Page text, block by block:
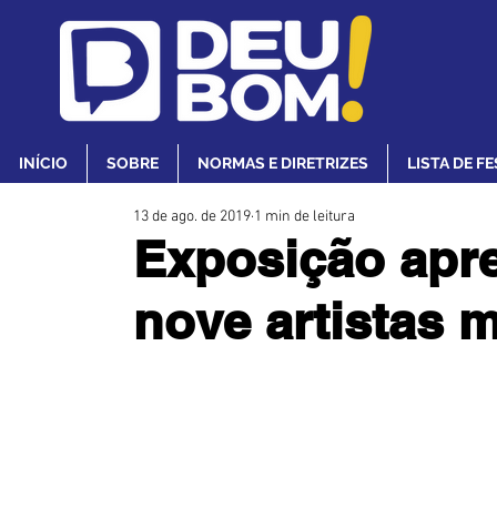
INÍCIO SOBRE NORMAS E DIRETRIZES LISTA DE
Exposição
nove artistas
13 de ago. de 2019 1 min de leitura